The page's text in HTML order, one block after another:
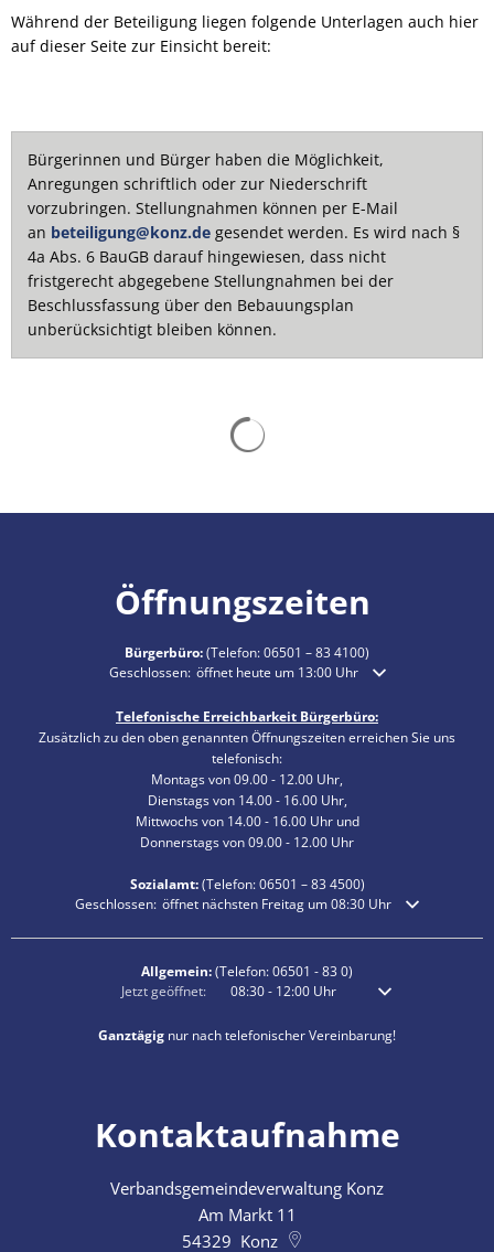
Während der Beteiligung liegen folgende Unterlagen auch hier
auf dieser Seite zur Einsicht bereit:
Bürgerinnen und Bürger haben die Möglichkeit,
Anregungen schriftlich oder zur Niederschrift
vorzubringen. Stellungnahmen können per E-Mail
an beteiligung@konz.de gesendet werden. Es wird nach §
4a Abs. 6 BauGB darauf hingewiesen, dass nicht
fristgerecht abgegebene Stellungnahmen bei der
Beschlussfassung über den Bebauungsplan
unberücksichtigt bleiben können.
Öffnungszeiten
Bürgerbüro:(Telefon:06501 – 83 4100)
Klicken, um weitere Öffnungs- oder Schließzeiten
Geschlossen: öffnet heute um 13:00 Uhr
Telefonische Erreichbarkeit Bürgerbüro:
Zusätzlich zu den oben genannten Öffnungszeiten erreichen Sie uns
telefonisch:
Montags von 09.00 - 12.00 Uhr,
Dienstags von 14.00 - 16.00 Uhr,
Mittwochs von 14.00 - 16.00 Uhr und
Donnerstags von 09.00 - 12.00 Uhr
Sozialamt:(Telefon:06501 – 834500)
Klicken, um weitere Öffnungs- oder Schließzeiten auszublenden
Geschlossen: öffnet nächsten Freitag um 08:30 Uhr
Allgemein:(Telefon:06501 - 83 0)
Klicken, um weitere Öffnungs- oder Schließzeiten auszublenden
Jetzt geöffnet: 08:30- 12:00Uhr Von 08:30 bis 12:00
Ganztägig nur nach telefonischer Vereinbarung!
Kontaktaufnahme
Verbandsgemeindeverwaltung Konz
Am Markt 11
54329 Konz